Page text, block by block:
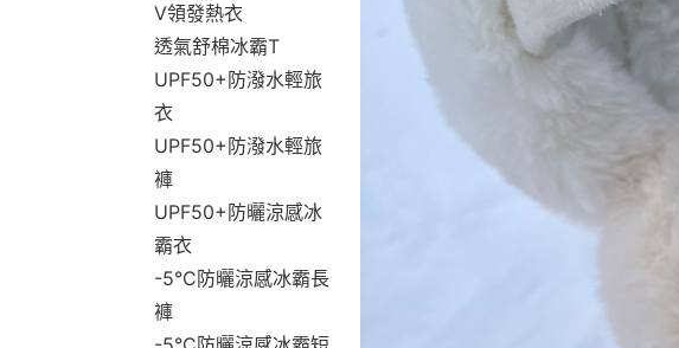
V領發熱衣
透氣舒棉冰霸T
UPF50+防潑水輕旅
衣
UPF50+防潑水輕旅
褲
UPF50+防曬涼感冰
霸衣
-5°C防曬涼感冰霸長
褲